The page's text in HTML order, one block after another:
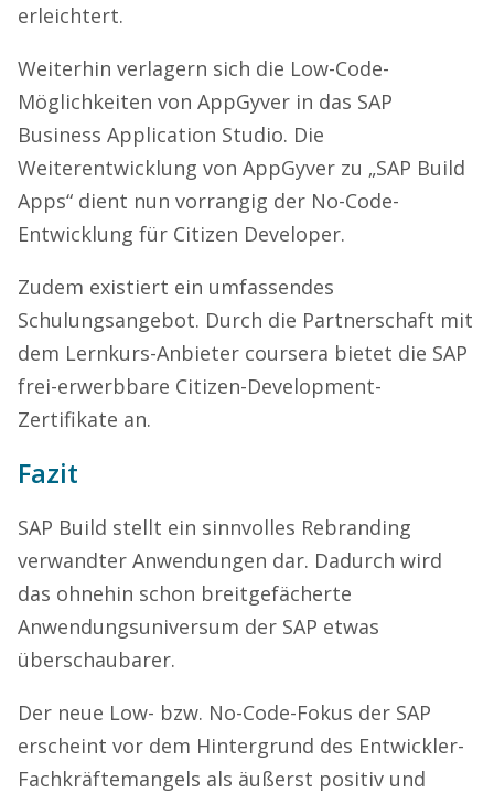
erleichtert.
Weiterhin verlagern sich die Low-Code-
Möglichkeiten von AppGyver in das SAP
Business Application Studio. Die
Weiterentwicklung von AppGyver zu „SAP Build
Apps“ dient nun vorrangig der No-Code-
Entwicklung für Citizen Developer.
Zudem existiert ein umfassendes
Schulungsangebot. Durch die Partnerschaft mit
dem Lernkurs-Anbieter coursera bietet die SAP
frei-erwerbbare Citizen-Development-
Zertifikate an.
Fazit
SAP Build stellt ein sinnvolles Rebranding
verwandter Anwendungen dar. Dadurch wird
das ohnehin schon breitgefächerte
Anwendungsuniversum der SAP etwas
überschaubarer.
Der neue Low- bzw. No-Code-Fokus der SAP
erscheint vor dem Hintergrund des Entwickler-
Fachkräftemangels als äußerst positiv und